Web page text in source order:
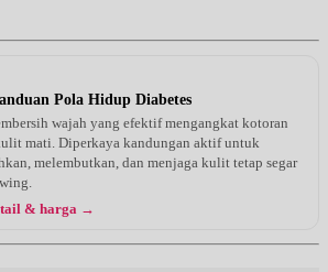
Pola Hidup Diabetes
wajah yang efektif mengangkat kotoran
mati. Diperkaya kandungan aktif untuk
melembutkan, dan menjaga kulit tetap segar
& harga →